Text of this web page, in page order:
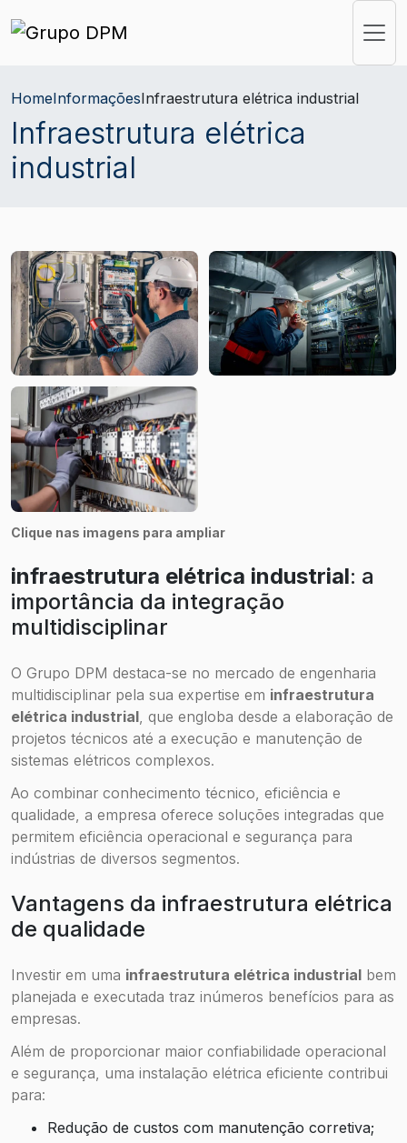
HomeInformaçõesInfraestrutura elétrica industrial
Infraestrutura elétrica
industrial
Clique nas imagens para ampliar
infraestrutura elétrica industrial: a
importância da integração
multidisciplinar
O Grupo DPM destaca-se no mercado de engenharia
multidisciplinar pela sua expertise em infraestrutura
elétrica industrial , que engloba desde a elaboração de
projetos técnicos até a execução e manutenção de
sistemas elétricos complexos.
Ao combinar conhecimento técnico, eficiência e
qualidade, a empresa oferece soluções integradas que
permitem eficiência operacional e segurança para
indústrias de diversos segmentos.
Vantagens da infraestrutura elétrica
de qualidade
Investir em uma infraestrutura elétrica industrial bem
planejada e executada traz inúmeros benefícios para as
empresas.
Além de proporcionar maior confiabilidade operacional
e segurança, uma instalação elétrica eficiente contribui
para:
Redução de custos com manutenção corretiva;